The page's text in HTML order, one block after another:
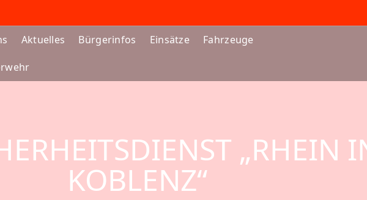
Aktuelles Bürgerinfos Einsätze Fahrzeuge
„RHEIN
KOBLENZ“